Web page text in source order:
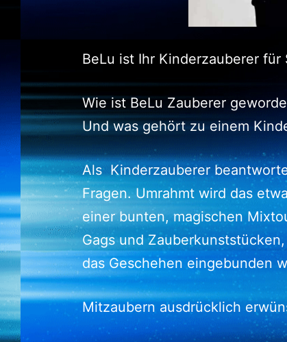
BeLu ist Ihr Kinderzauberer für
Wie ist BeLu Zauberer
Und was gehört zu einem
Als Kinderzauberer
Fragen. Umrahmt wird das
einer bunten, magischen
Gags und
das Geschehen eingebunden
Mitzaubern ausdrücklich